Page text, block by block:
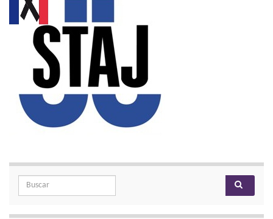
Search for: